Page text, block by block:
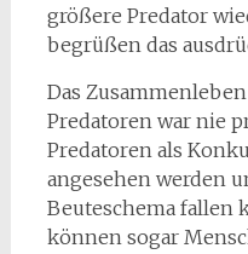
größere Predator
begrüßen das
Das
Predatoren war nie
Predatoren als
angesehen werden
Beuteschema fallen
können sogar